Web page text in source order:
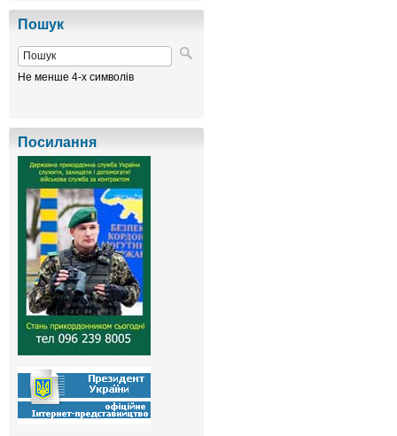
Пошук
Не менше 4-х символів
Посилання